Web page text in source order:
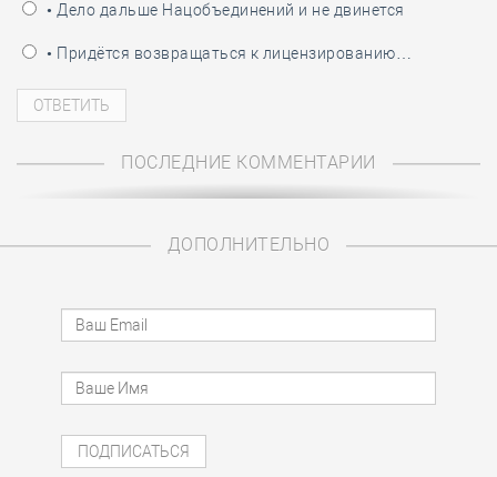
• Дело дальше Нацобъединений и не двинется
• Придётся возвращаться к лицензированию…
ПОСЛЕДНИЕ КОММЕНТАРИИ
ДОПОЛНИТЕЛЬНО